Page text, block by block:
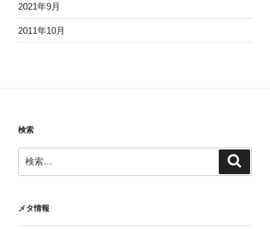
2021年9月
2011年10月
検索
索:
メタ情報